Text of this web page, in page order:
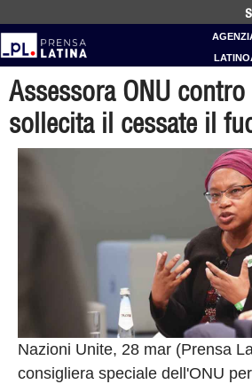
Assessora ONU
sollecita il cessate il
Nazioni Unite, 28 mar (Prensa
consigliera speciale dell'ONU